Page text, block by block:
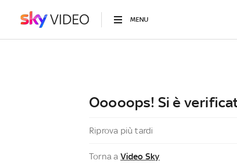
MENU
Ooooops! Si è
Riprova più tardi
Torna a Video Sky